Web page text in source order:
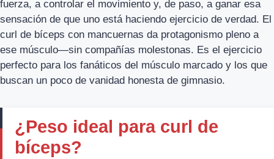
fuerza, a controlar el movimiento y, de paso, a ganar esa
sensación de que uno está haciendo ejercicio de verdad. El
curl de bíceps con mancuernas da protagonismo pleno a
ese músculo—sin compañías molestonas. Es el ejercicio
perfecto para los fanáticos del músculo marcado y los que
buscan un poco de vanidad honesta de gimnasio.
¿Peso ideal para curl de
bíceps?